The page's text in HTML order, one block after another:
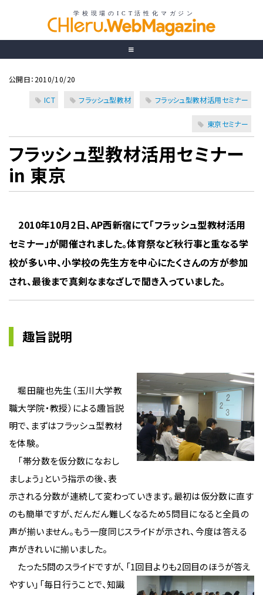
公開日：2010/10/20
ICT フラッシュ型教材 フラッシュ型教材活用セミナー
東京セミナー
フラッシュ型教材活用セミナー
in 東京
2010年10月2日、AP西新宿にて「フラッシュ型教材活用
セミナー」が開催されました。体育祭など秋行事と重なる学
校が多い中、小学校の先生方を中心にたくさんの方が参加
され、最後まで真剣なまなざしで聞き入っていました。
趣旨説明
堀田龍也先生（玉川大学教
職大学院・教授）による趣旨説
明で、まずはフラッシュ型教材
を体験。
「帯分数を仮分数になおし
ましょう」という指示の後、表
示される分数が連続して変わっていきます。最初は仮分数に直す
のも簡単ですが、だんだん難しくなるため5問目になると全員の
声が揃いません。もう一度同じスライドが示され、今度は答える
声がきれいに揃いました。
たった5問のスライドですが、「1回目よりも2回目のほうが答え
やすい」「毎日行うことで、知識